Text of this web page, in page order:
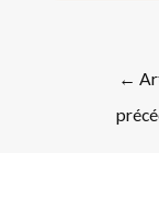
←